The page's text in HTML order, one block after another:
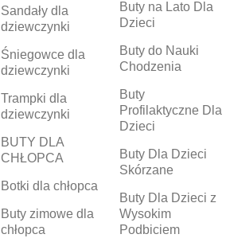
Sandały dla
dziewczynki
Śniegowce dla
dziewczynki
Trampki dla
dziewczynki
BUTY DLA
CHŁOPCA
Botki dla chłopca
Buty zimowe dla
chłopca
Buty na Lato Dla
Dzieci
Buty do Nauki
Chodzenia
Buty
Profilaktyczne Dla
Dzieci
Buty Dla Dzieci
Skórzane
Buty Dla Dzieci z
Wysokim
Podbiciem